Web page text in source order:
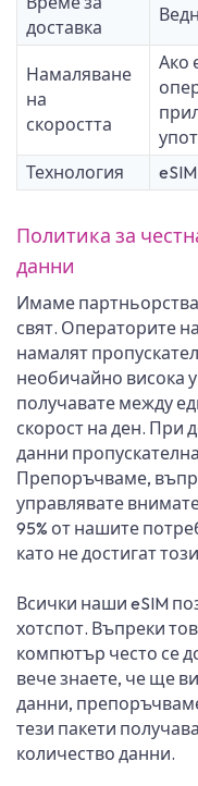
доставка
Намаляване
на
скоростта
Ако
Технология
eSIM
Политика за
данни
Имаме
свят. Операторите
намалят
необичайно висока
получавате между
скорост на ден. При
данни
Препоръчваме,
управлявате
95% от нашите
като не достигат
Всички наши eSIM
хотспот. Въпреки
компютър често се
вече знаете, че ще
данни,
тези пакети
количество данни.